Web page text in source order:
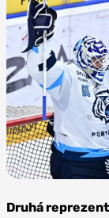
/
Druhá